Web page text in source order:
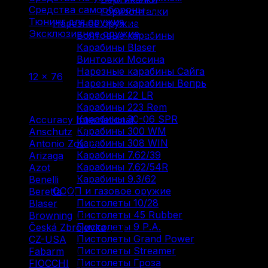
Горизонталки
Нарезное оружие
Болтовые карабины
Карабины Blaser
Винтовки Мосина
Нарезные карабины Сайга
Нарезные карабины Вепрь
Карабины 22 LR
Карабины 223 Rem
Карабины 30-06 SPR
Карабины 300 WM
Карабины 308 WIN
Карабины 7.62/39
Карабины 7.62/54R
Карабины 9.3/62
ОООП и газовое оружие
Пистолеты 10/28
Пистолеты 45 Rubber
Пистолеты 9 Р.А.
Пистолеты Grand Power
Пистолеты Streamer
Пистолеты Гроза
Средства самообороны (6)
Тюнинг для оружия (37)
Эксклюзивное оружие (6)
12 × 76
(2)
Accuracy International (1)
Anschutz (3)
Antonio Zoli (3)
Arizaga
(1)
Azot
Benelli
(16)
Beretta (2)
Blaser
Browning (9)
Česká Zbrojovka (10)
CZ-USA
(1)
Fabarm
(5)
FIOCCHI
(1)